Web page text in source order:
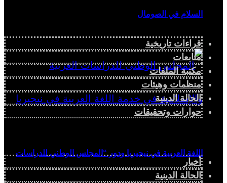
السلام في الصومال
اللغة العربية في نيجيريا ودور “المجلس الوطني للدراسات
قراءات تاريخية
متابعات
مكتبة الملفات
منظمات وهيئات
الحالة الدينية
حوارات وتحقيقات
أخبار
الحالة الدينية